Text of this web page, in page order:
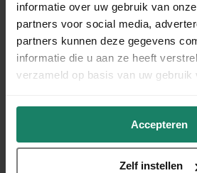
informatie over uw gebruik van
partners voor social media,
partners kunnen deze gegevens
informatie die u aan ze heeft
verzameld op basis van uw gebruik
Accepteren
Zelf instellen